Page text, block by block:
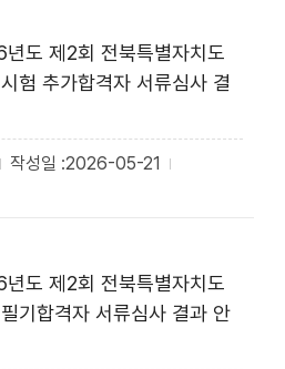
도 제2회 전북특별자치도
험 추가합격자 서류심사 결
2026-05-21
도 제2회 전북특별자치도
기합격자 서류심사 결과 안